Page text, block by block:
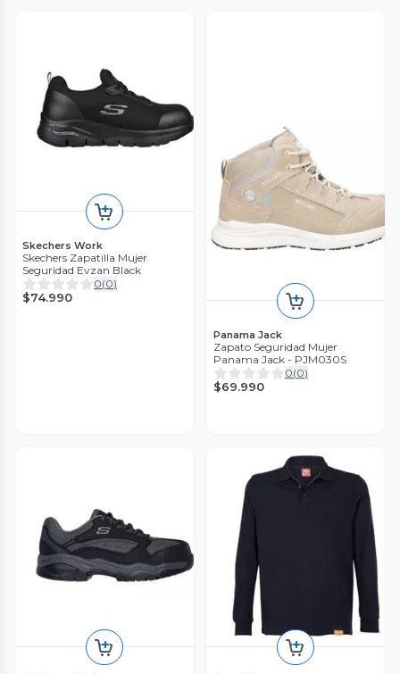
Skechers Work
Skechers Zapatilla Mujer
Seguridad Evzan Black
0(0)
$74.990
Panama Jack
Zapato Seguridad Mujer
Panama Jack - PJM030S
0(0)
$69.990